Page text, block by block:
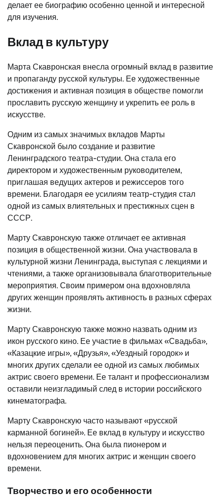
делает ее биографию особенно ценной и интересной
для изучения.
Вклад в культуру
Марта Скавронская внесла огромный вклад в развитие
и пропаганду русской культуры. Ее художественные
достижения и активная позиция в обществе помогли
прославить русскую женщину и укрепить ее роль в
искусстве.
Одним из самых значимых вкладов Марты
Скавронской было создание и развитие
Ленинградского театра-студии. Она стала его
директором и художественным руководителем,
приглашая ведущих актеров и режиссеров того
времени. Благодаря ее усилиям театр-студия стал
одной из самых влиятельных и престижных сцен в
СССР.
Марту Скавронскую также отличает ее активная
позиция в общественной жизни. Она участвовала в
культурной жизни Ленинграда, выступая с лекциями и
чтениями, а также организовывала благотворительные
мероприятия. Своим примером она вдохновляла
других женщин проявлять активность в разных сферах
жизни.
Марту Скавронскую также можно назвать одним из
икон русского кино. Ее участие в фильмах «Свадьба»,
«Казацкие игры», «Друзья», «Уездный городок» и
многих других сделали ее одной из самых любимых
актрис своего времени. Ее талант и профессионализм
оставили неизгладимый след в истории российского
кинематографа.
Марту Скавронскую часто называют «русской
карманной богиней». Ее вклад в культуру и искусство
нельзя переоценить. Она была пионером и
вдохновением для многих актрис и женщин своего
времени.
Творчество и его особенности